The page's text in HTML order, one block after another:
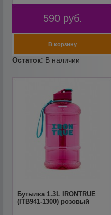
590 руб.
Бутылка 1.3L IRONTRUE
(ITB941-1300) розовый